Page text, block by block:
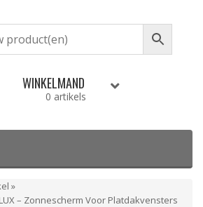
WINKELMAND
0 artikels
»
– Zonnescherm Voor Platdakvensters